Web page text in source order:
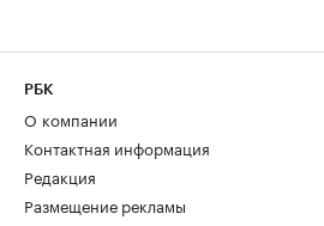
РБК
О компании
Контактная информация
Редакция
Размещение рекламы